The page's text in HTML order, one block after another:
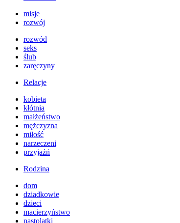
misje
rozwój
rozwód
seks
ślub
zaręczyny
Relacje
kobieta
kłótnia
małżeństwo
mężczyzna
miłość
narzeczeni
przyjaźń
Rodzina
dom
dziadkowie
dzieci
macierzyństwo
nastolatki